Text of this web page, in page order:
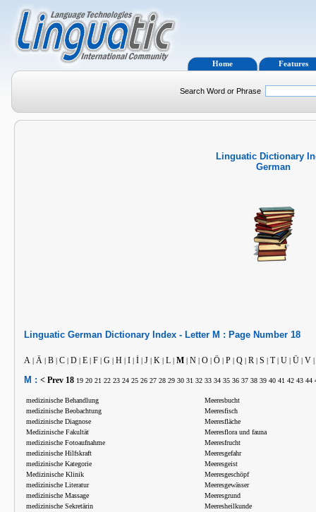
Home Features
Search Word or Phrase
Linguatic Dictionary
German
Linguatic German Dictionary Index - Letter M : Page Number 18
A | Ä | B | C | D | E | F | G | H | I | İ | J | K | L | M | N | O | Ö | P | Q | R | S | T| U | Ü | V |
M : < Prev 18 19 20 21 22 23 24 25 26 27 28 29 30 31 32 33 34 35 36 37 38 39 40 41 42 43 44
medizinische Behandlung
medizinische Beobachtung
medizinische Diagnose
Medizinische Fakultät
medizinische Fotoaufnahme
medizinische Hilfskraft
medizinische Kategorie
Medizinische Klinik
medizinische Literatur
medizinische Massage
medizinische Sekretärin
Meeresbucht
Meeresfisch
Meeresfläche
Meeresflora und fauna
Meeresfrucht
Meeresgefahr
Meeresgeist
Meeresgeschöpf
Meeresgewässer
Meeresgrund
Meeresheilkunde